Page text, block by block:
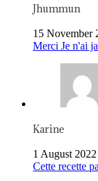
Jhummun
15 November
Merci Je n'ai
Karine
1 August
Cette recette